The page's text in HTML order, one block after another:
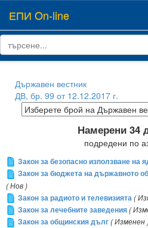
ЕПИ On-line
Държавен вестник
ДВ, бр. 99 от 12.12.2017 г.
Намерени 34
подредени по
Закон за безопасно използване на
Закон за бюджета на държавното
( Нов )
Закон за радиото и телевизията(
Закон за лечебните заведения(
Закон за общинския дълг( Изменен